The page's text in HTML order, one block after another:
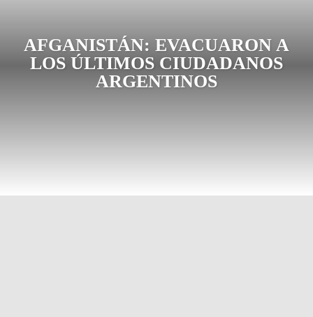
AFGANISTÁN: EVACUARON A
LOS ÚLTIMOS CIUDADANOS
ARGENTINOS